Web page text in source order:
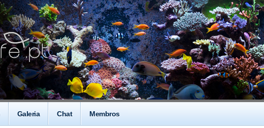
Galeria Chat Membros